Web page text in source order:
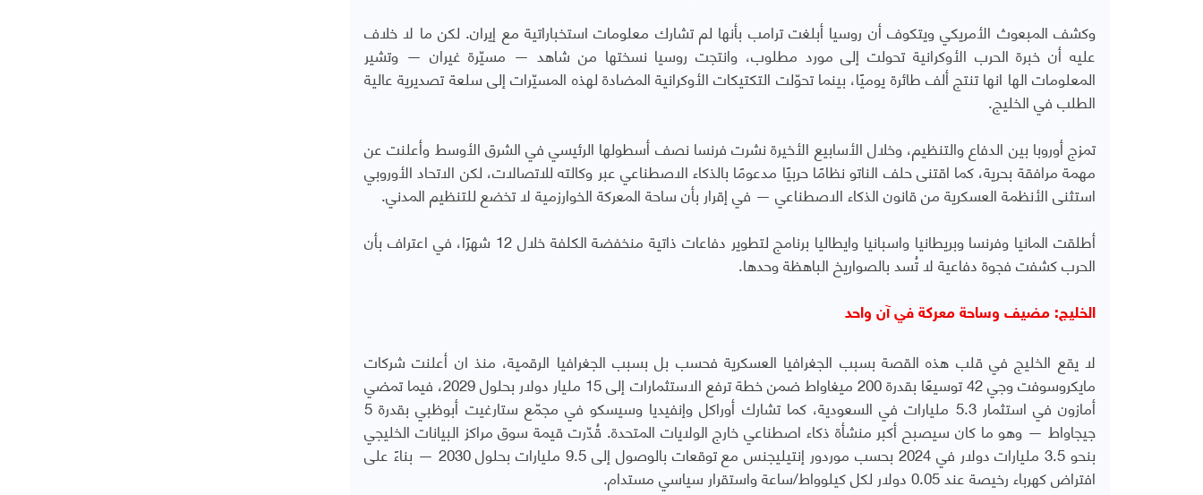
وكشف المبعوث الأمريكي ويتكوف أن روسيا أبلغت ترامب بأنها لم تشارك معلومات استخباراتية مع إيران. لكن ما لا خلاف
عليه أن خبرة الحرب الأوكرانية تحولت إلى مورد مطلوب، وانتجت روسيا نسختها من شاهد — مسيّرة غيران — وتشير
المعلومات الها انها تنتج ألف طائرة يوميًا، بينما تحوّلت التكتيكات الأوكرانية المضادة لهذه المسيّرات إلى سلعة تصديرية عالية
الطلب في الخليج.
تمزج أوروبا بين الدفاع والتنظيم، وخلال الأسابيع الأخيرة نشرت فرنسا نصف أسطولها الرئيسي في الشرق الأوسط وأعلنت عن
مهمة مرافقة بحرية، كما اقتنى حلف الناتو نظامًا حربيًا مدعومًا بالذكاء الاصطناعي عبر وكالته للاتصالات، لكن الاتحاد الأوروبي
استثنى الأنظمة العسكرية من قانون الذكاء الاصطناعي — في إقرار بأن ساحة المعركة الخوارزمية لا تخضع للتنظيم المدني.
أطلقت المانيا وفرنسا وبريطانيا واسبانيا وايطاليا برنامج لتطوير دفاعات ذاتية منخفضة الكلفة خلال 12 شهرًا، في اعتراف بأن
الحرب كشفت فجوة دفاعية لا تُسد بالصواريخ الباهظة وحدها.
الخليج: مضيف وساحة معركة في آن واحد
لا يقع الخليج في قلب هذه القصة بسبب الجغرافيا العسكرية فحسب بل بسبب الجغرافيا الرقمية، منذ ان أعلنت شركات
مايكروسوفت وجي 42 توسيعًا بقدرة 200 ميغاواط ضمن خطة ترفع الاستثمارات إلى 15 مليار دولار بحلول 2029، فيما تمضي
أمازون في استثمار 5.3 مليارات في السعودية، كما تشارك أوراكل وإنفيديا وسيسكو في مجمّع ستارغيت أبوظبي بقدرة 5
جيجاواط — وهو ما كان سيصبح أكبر منشأة ذكاء اصطناعي خارج الولايات المتحدة. قُدّرت قيمة سوق مراكز البيانات الخليجي
بنحو 3.5 مليارات دولار في 2024 بحسب موردور إنتيليجنس مع توقعات بالوصول إلى 9.5 مليارات بحلول 2030 — بناءً على
افتراض كهرباء رخيصة عند 0.05 دولار لكل كيلوواط/ساعة واستقرار سياسي مستدام.